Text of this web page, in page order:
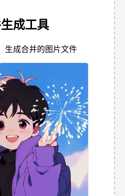
成工具
生成合并的图片文件